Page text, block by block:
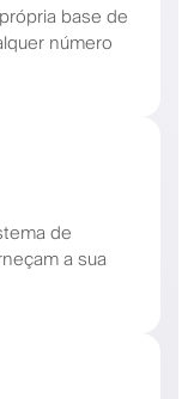
base de
número
de
a sua